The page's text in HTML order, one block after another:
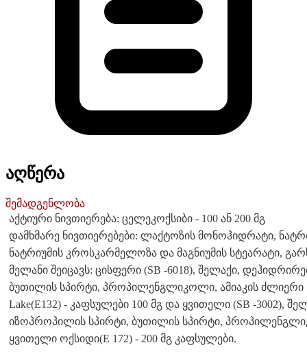
აღწერა
შემადგენლობა
აქტიური ნივთიერება: ცელეკოქსიბი - 100 ან 200 მგ
დამხმარე ნივთიერებები: ლაქტოზის მონოჰიდრატი,
ნატრიუმის კროსკარმელოზა და მაგნიუმის სტეარატი,
მელანი შეიცავს: ცისფერი (SB -6018), შელაქი,
ბუთილის სპირტი, პროპილენგლიკოლი, ამიაკის ძლიერი
Lake(E132) - კაფსულები 100 მგ და ყვითელი (SB -3002),
იზოპროპილის სპირტი, ბუთილის სპირტი,
ყვითელი ოქსიდი(E 172) - 200 მგ კაფსულები.